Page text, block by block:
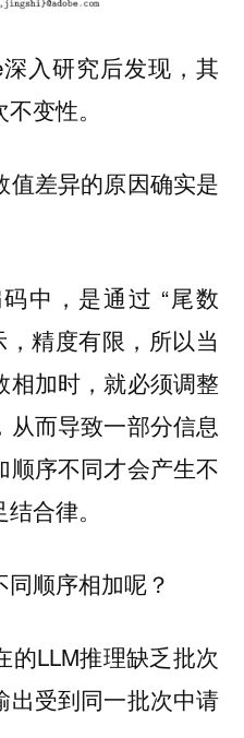
入研究后发现，其
不变性。
值差异的原因确实是
中，是通过 “尾数
精度有限，所以当
相加时，就必须调整
从而导致一部分信息
顺序不同才会产生不
合律。
顺序相加呢？
的LLM推理缺乏批次
出受到同一批次中请